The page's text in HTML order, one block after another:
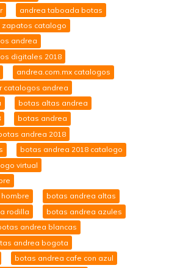
andrea taboada botas
zapatos catalogo
andrea
digitales 2018
andrea.com.mx catalogos
catalogos andrea
botas altas andrea
botas andrea
andrea 2018
botas andrea 2018 catalogo
virtual
botas andrea altas
rodilla
botas andrea azules
andrea blancas
andrea bogota
botas andrea cafe con azul